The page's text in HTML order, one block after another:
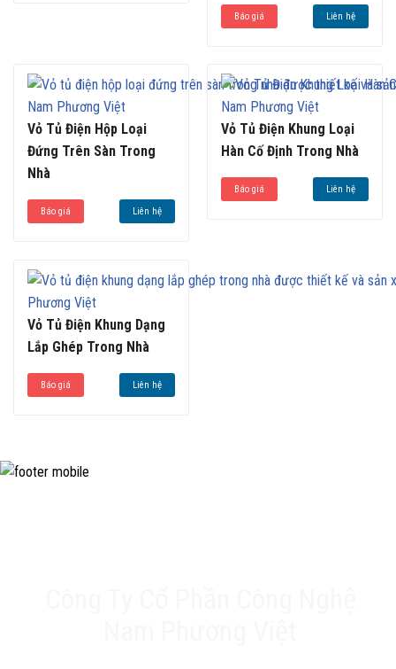
Báo giá Liên hệ
Vỏ Tủ Điện Hộp Loại
Đứng Trên Sàn Trong
Nhà
Báo giá Liên hệ
Vỏ Tủ Điện Khung Loại
Hàn Cố Định Trong Nhà
Báo giá Liên hệ
Vỏ Tủ Điện Khung Dạng
Lắp Ghép Trong Nhà
Báo giá Liên hệ